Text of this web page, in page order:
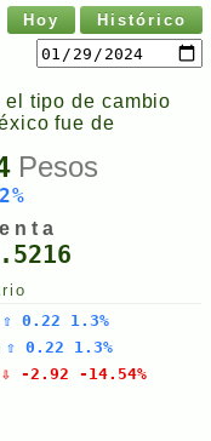
Hoy Histórico
el tipo de cambio
fue de
Pesos
⇧ 0.22 1.3%
⇧ 0.22 1.3%
⇩ -2.92 -14.54%